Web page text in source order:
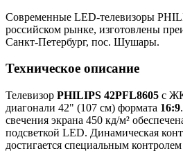
Современные LED-телевизоры
российском рынке, изготовлены
Санкт-Петербург, пос. Шушары.
Техническое описание
Телевизор PHILIPS 42PFL8605 с
диагонали 42" (107 см) формата 16:9
свечения экрана 450 кд/м²
подсветкой LED. Динамическая
достигается специальным